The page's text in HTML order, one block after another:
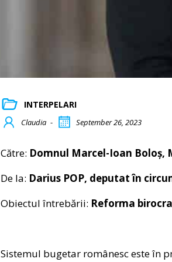
INTERPELARI
Claudia - September 26, 2023
Către: Domnul Marcel-Ioan Boloș,
De la: Darius POP, deputat în
Obiectul întrebării: Reforma
Sistemul bugetar românesc este în